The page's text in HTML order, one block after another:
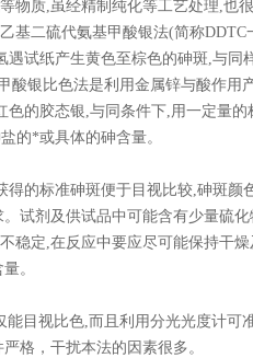
质,虽经精制纯化等工艺处理,也
基二硫代氨基甲酸银法(简称
试纸产生黄色至棕色的砷斑,与同
银比色法是利用金属锌与酸作用
的胶态银,与同条件下,用一定量
的*或具体的砷含量。
的标准砷斑便于目视比较,砷斑颜
试剂及供试品中可能含有少量硫
稳定,在反应中要应尽可能保持干
。
视比色,而且利用分光光度计可
格，干扰本法的因素很多。